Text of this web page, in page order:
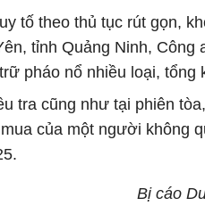
tố theo thủ tục rút gọn,
tỉnh Quảng Ninh,
pháo nổ nhiều loại, tổng
tra cũng như tại phiên
của một người không
Bị cáo